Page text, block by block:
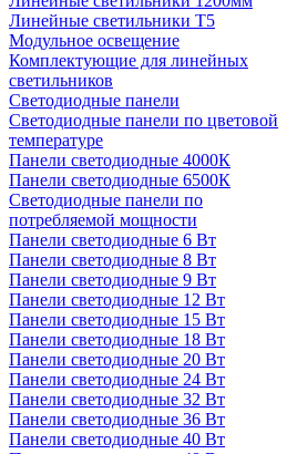
Линейные светильники Т5
Модульное освещение
Комплектующие для линейных
светильников
Светодиодные панели
Светодиодные панели по цветовой
температуре
Панели светодиодные 4000К
Панели светодиодные 6500К
Светодиодные панели по
потребляемой мощности
Панели светодиодные 6 Вт
Панели светодиодные 8 Вт
Панели светодиодные 9 Вт
Панели светодиодные 12 Вт
Панели светодиодные 15 Вт
Панели светодиодные 18 Вт
Панели светодиодные 20 Вт
Панели светодиодные 24 Вт
Панели светодиодные 32 Вт
Панели светодиодные 36 Вт
Панели светодиодные 40 Вт